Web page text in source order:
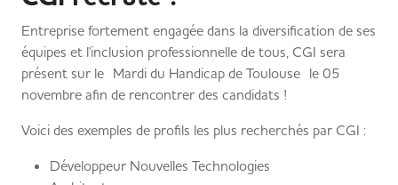
Entreprise fortement engagée dans la diversification de ses
équipes et l'inclusion professionnelle de tous, CGI sera
présent sur le Mardi du Handicap de Toulouse le 05
novembre afin de rencontrer des candidats !
Voici des exemples de profils les plus recherchés par CGI :
Développeur Nouvelles Technologies